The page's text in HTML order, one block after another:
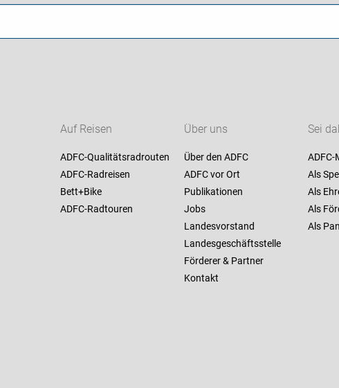
Auf Reisen
ADFC-Qualitätsradrouten
ADFC-Radreisen
Bett+Bike
ADFC-Radtouren
Über uns
Über den ADFC
ADFC vor Ort
Publikationen
Jobs
Landesvorstand
Landesgeschäftsstelle
Förderer & Partner
Kontakt
Sei
Als
Als
Als
Als